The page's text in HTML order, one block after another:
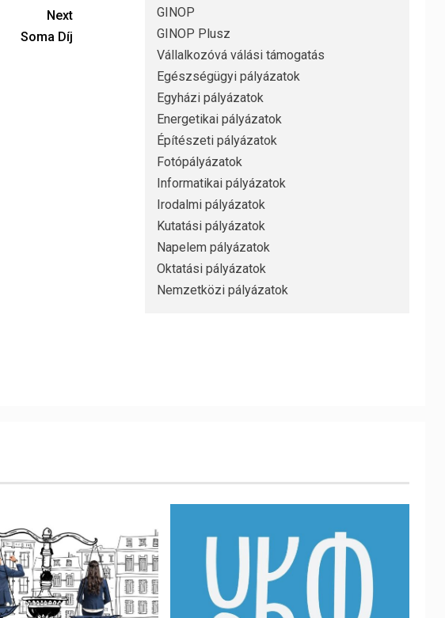
Next
Soma Díj
GINOP
GINOP Plusz
Vállalkozóvá válási támogatás
Egészségügyi pályázatok
Egyházi pályázatok
Energetikai pályázatok
Építészeti pályázatok
Fotópályázatok
Informatikai pályázatok
Irodalmi pályázatok
Kutatási pályázatok
Napelem pályázatok
Oktatási pályázatok
Nemzetközi pályázatok